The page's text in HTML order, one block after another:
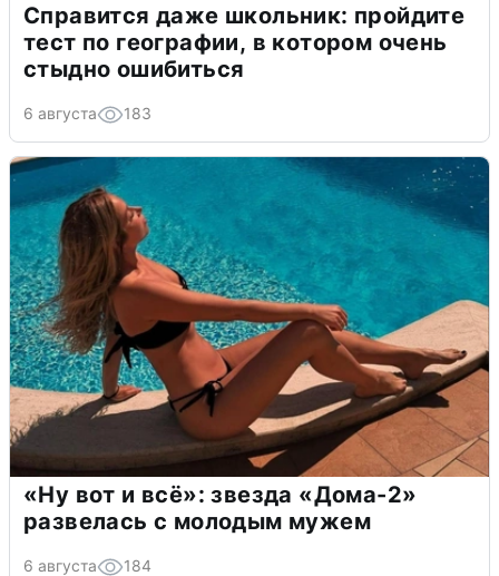
Справится даже школьник: пройдите
тест по географии, в котором очень
стыдно ошибиться
6 августа 183
«Ну вот и всё»: звезда «Дома-2»
развелась с молодым мужем
6 августа 184